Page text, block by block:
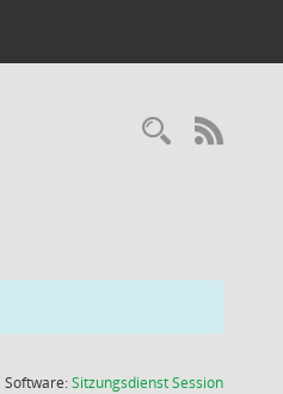
Software:SitzungsdienstSession(Wird in